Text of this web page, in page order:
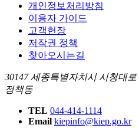
개인정보처리방침
이용자 가이드
고객헌장
저작권 정책
찾아오시는길
30147 세종특별자치시 시청대
정책동
TEL 044-414-1114
Email kiepinfo@kiep.go.kr